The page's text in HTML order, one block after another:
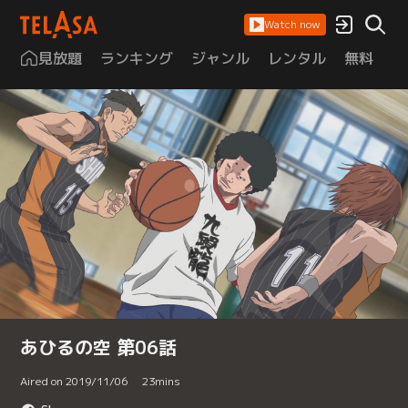
Watch now
見放題 ランキング ジャンル レンタル 無料
あひるの空 第06話
Aired on 2019/11/06 23mins